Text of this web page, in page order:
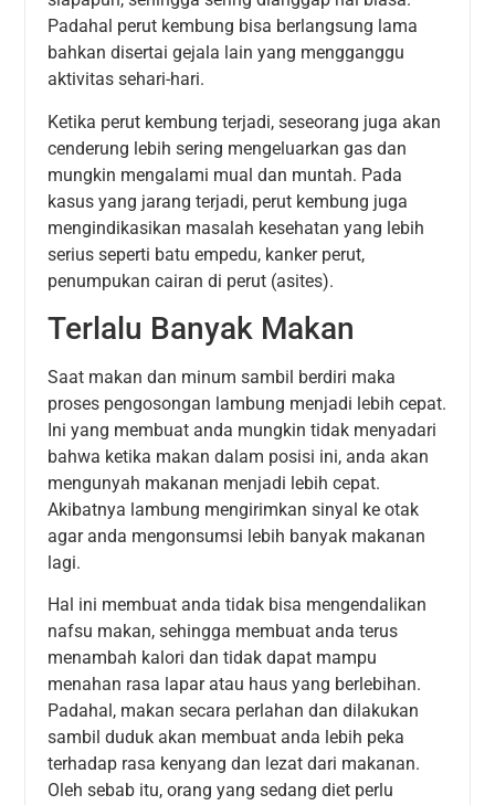
Padahal perut kembung bisa berlangsung lama
bahkan disertai gejala lain yang mengganggu
aktivitas sehari-hari.
Ketika perut kembung terjadi, seseorang juga akan
cenderung lebih sering mengeluarkan gas dan
mungkin mengalami mual dan muntah. Pada
kasus yang jarang terjadi, perut kembung juga
mengindikasikan masalah kesehatan yang lebih
serius seperti batu empedu, kanker perut,
penumpukan cairan di perut (asites).
Terlalu Banyak Makan
Saat makan dan minum sambil berdiri maka
proses pengosongan lambung menjadi lebih cepat.
Ini yang membuat anda mungkin tidak menyadari
bahwa ketika makan dalam posisi ini, anda akan
mengunyah makanan menjadi lebih cepat.
Akibatnya lambung mengirimkan sinyal ke otak
agar anda mengonsumsi lebih banyak makanan
lagi.
Hal ini membuat anda tidak bisa mengendalikan
nafsu makan, sehingga membuat anda terus
menambah kalori dan tidak dapat mampu
menahan rasa lapar atau haus yang berlebihan.
Padahal, makan secara perlahan dan dilakukan
sambil duduk akan membuat anda lebih peka
terhadap rasa kenyang dan lezat dari makanan.
Oleh sebab itu, orang yang sedang diet perlu